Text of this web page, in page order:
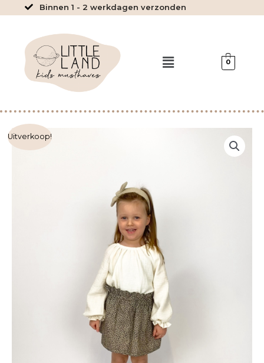
inhoud
Binnen 1 - 2 werkdagen verzonden
Menu 0
Uitverkoop!
Yara
-